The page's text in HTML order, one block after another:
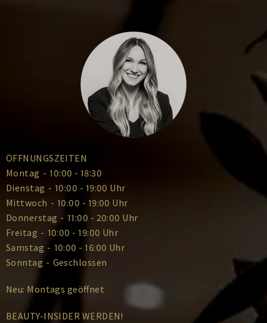
ÖFFNUNGSZEITEN
Montag - 10:00 - 18:30
Dienstag - 10:00 - 19:00 Uhr
Mittwoch - 10:00 - 19:00 Uhr
Donnerstag - 11:00 - 20:00 Uhr
Freitag - 10:00 - 19:00 Uhr
Samstag - 10:00 - 16:00 Uhr
Sonntag - Geschlossen
Neu: Montags geöffnet
BEAUTY-INSIDER WERDEN!